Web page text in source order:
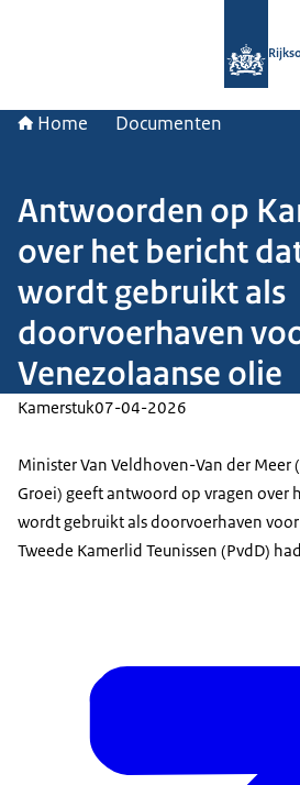
Home Documenten
Antwoorden op
over het bericht
wordt gebruikt als
doorvoerhaven
Venezolaanse olie
Kamerstuk07-04-2026
Minister Van Veldhoven-Van der Meer
Groei) geeft antwoord op vragen over
wordt gebruikt als doorvoerhaven
Tweede Kamerlid Teunissen (PvdD)